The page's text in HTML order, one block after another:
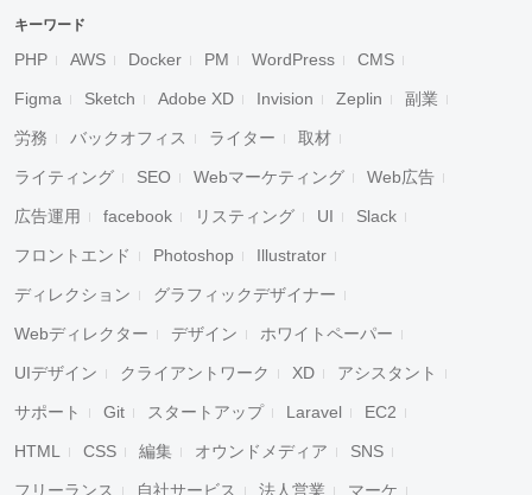
キーワード
PHP AWS Docker PM WordPress CMS
Figma Sketch Adobe XD Invision Zeplin 副業
労務 バックオフィス ライター 取材
ライティング SEO Webマーケティング Web広告
広告運用 facebook リスティング UI Slack
フロントエンド Photoshop Illustrator
ディレクション グラフィックデザイナー
Webディレクター デザイン ホワイトペーパー
UIデザイン クライアントワーク XD アシスタント
サポート Git スタートアップ Laravel EC2
HTML CSS 編集 オウンドメディア SNS
フリーランス 自社サービス 法人営業 マーケ